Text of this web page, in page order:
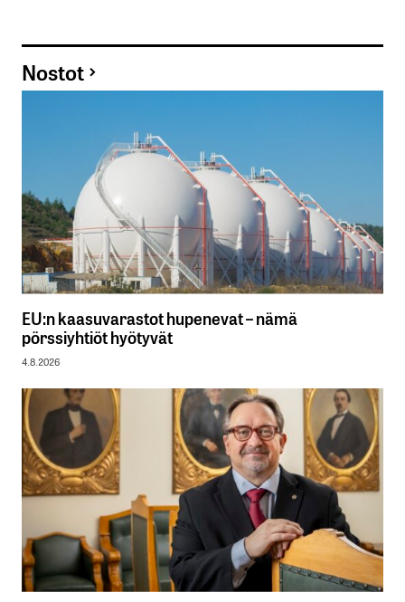
Nostot
EU:n kaasuvarastot hupenevat – nämä
pörssiyhtiöt hyötyvät
4.8.2026